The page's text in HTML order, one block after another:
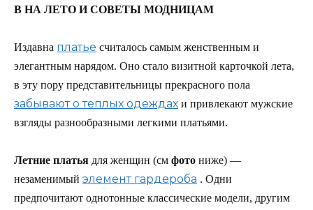
В НА ЛЕТО И СОВЕТЫ МОДНИЦАМ
Издавна платье считалось самым женственным и
элегантным нарядом. Оно стало визитной карточкой лета,
в эту пору представительницы прекрасного пола
забывают о теплых одеждах и привлекают мужские
взгляды разнообразными легкими платьями.
Летние платья для женщин (см фото ниже) —
незаменимый элемент гардероба . Одни
предпочитают однотонные классические модели, другим